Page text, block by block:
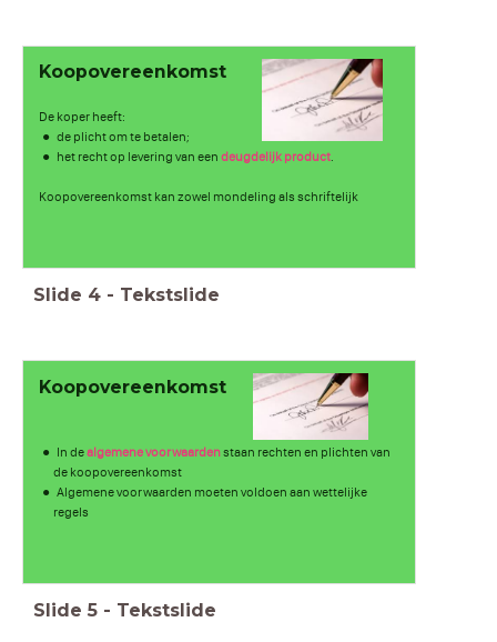
Koopovereenkomst
De koper heeft:
de plicht om te betalen;
het recht op levering van eendeugdelijk product.
Koopovereenkomst kan zowel mondeling als schriftelijk
Slide 4 - Tekstslide
Koopovereenkomst
In dealgemene voorwaardenstaan rechten en plichten van
de koopovereenkomst
Algemene voorwaarden moeten voldoen aan wettelijke
regels
Slide 5 - Tekstslide